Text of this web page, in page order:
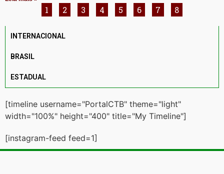
1 2 3 4 5 6 7 8
INTERNACIONAL
BRASIL
ESTADUAL
[timeline username="PortalCTB" theme="light"
width="100%" height="400" title="My Timeline"]
[instagram-feed feed=1]